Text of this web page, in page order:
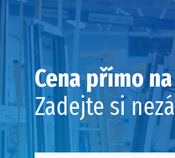
Cena přímo
Zadejte si